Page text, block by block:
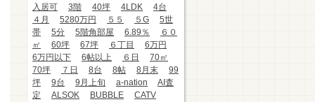
入居可
3階 40坪 4LDK
4台
４月
5280万円 ５５ ５G
5世
帯
5分 5階角部屋 6.89％
６０
㎡
60坪 67坪 ６丁目
6万円
6万円以下
6帖以上 ６日
70㎡
70坪
７日 8台 8帖 8月末
99
坪
9台 9月上旬 a-nation
AI査
定
ALSOK BUBBLE
CATV